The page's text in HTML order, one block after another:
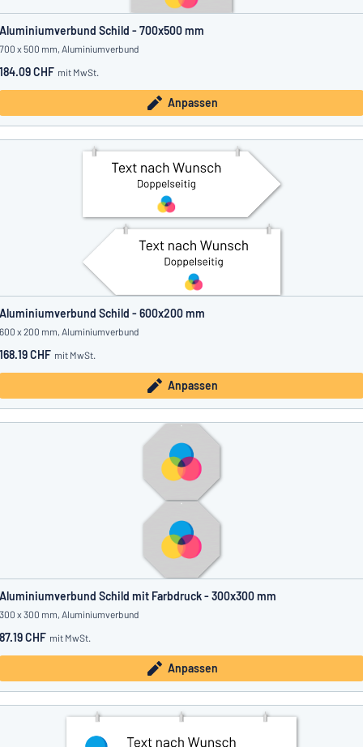
Aluminiumverbund Schild - 700x500 mm
700 x 500 mm, Aluminiumverbund
184.09 CHF mit MwSt.
Anpassen
Aluminiumverbund Schild - 600x200 mm
600 x 200 mm, Aluminiumverbund
168.19 CHF mit MwSt.
Anpassen
Aluminiumverbund Schild mit Farbdruck - 300x300 mm
300 x 300 mm, Aluminiumverbund
87.19 CHF mit MwSt.
Anpassen